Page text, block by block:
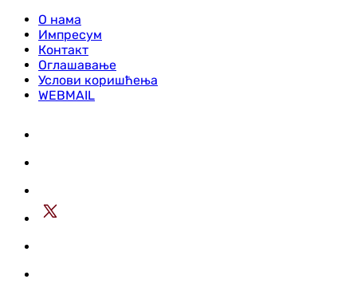
О нама
Импресум
Контакт
Оглашавање
Услови коришћења
WEBMAIL